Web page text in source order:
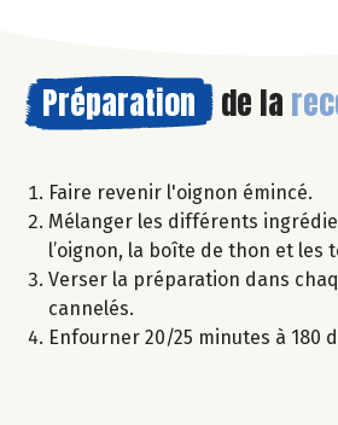
Préparation de la
Faire revenir l'oignon émincé.
Mélanger les différents
l’oignon, la boîte de thon et les
Verser la préparation dans
cannelés.
Enfourner 20/25 minutes à 180